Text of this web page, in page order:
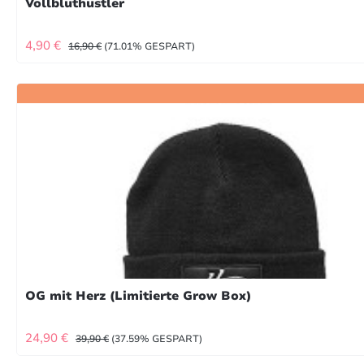
VERKAUFSPREIS:
4,90 € REGULÄRER PREIS:
16,90 € (71.01% GESPART)
OG mit Herz (Limitierte Grow Box)
VERKAUFSPREIS:
24,90 € REGULÄRER PREIS:
39,90 € (37.59% GESPART)